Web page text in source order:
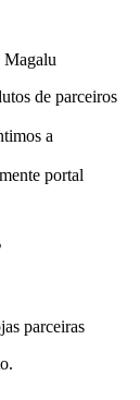
Magalu
de parceiros
a
portal
parceiras